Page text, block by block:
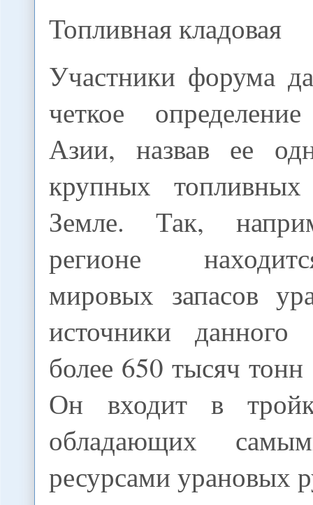
Топливная кладовая
Участники форума
четкое
Азии, назвав ее
крупных
Земле. Так,
регионе
мировых запасов
источники
более 650 тысяч тонн
Он входит в
обладающих
ресурсами урановых